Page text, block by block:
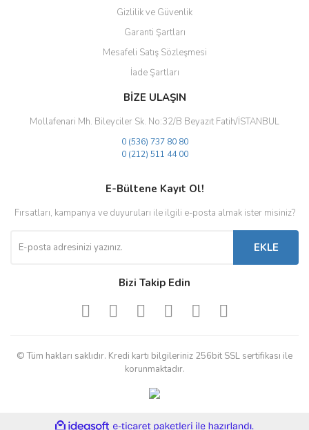
Gizlilik ve Güvenlik
Garanti Şartları
Mesafeli Satış Sözleşmesi
İade Şartları
BİZE ULAŞIN
Mollafenari Mh. Bileyciler Sk. No:32/B Beyazıt Fatih/İSTANBUL
0 (536) 737 80 80
0 (212) 511 44 00
E-Bültene Kayıt Ol!
Fırsatları, kampanya ve duyuruları ile ilgili e-posta almak ister misiniz?
EKLE
Bizi Takip Edin
© Tüm hakları saklıdır. Kredi kartı bilgileriniz 256bit SSL sertifikası ile
korunmaktadır.
ideasoft e-